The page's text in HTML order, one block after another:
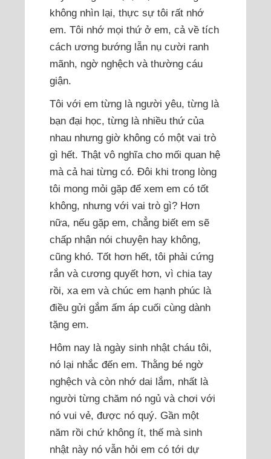
không nhìn lại, thực sự tôi rất nhớ
em. Tôi nhớ mọi thứ ở em, cả về tích
cách ương bướng lẫn nụ cười ranh
mãnh, ngờ nghệch và thường cáu
giận.
Tôi với em từng là người yêu, từng là
bạn đại học, từng là nhiều thứ của
nhau nhưng giờ không có một vai trò
gì hết. Thật vô nghĩa cho mối quan hệ
mà cả hai từng có. Đôi khi trong lòng
tôi mong mỏi gặp để xem em có tốt
không, nhưng với vai trò gì? Hơn
nữa, nếu gặp em, chẳng biết em sẽ
chấp nhận nói chuyện hay không,
cũng khó. Tốt hơn hết, tôi phải cứng
rắn và cương quyết hơn, vì chia tay
rồi, xa em và chúc em hạnh phúc là
điều gửi gắm ấm áp cuối cùng dành
tặng em.
Hôm nay là ngày sinh nhật cháu tôi,
nó lại nhắc đến em. Thằng bé ngờ
nghệch và còn nhớ dai lắm, nhất là
người từng chăm nó ngủ và chơi với
nó vui vẻ, được nó quý. Gần một
năm rồi chứ không ít, thế mà sinh
nhật này nó vẫn hỏi em có tới dự